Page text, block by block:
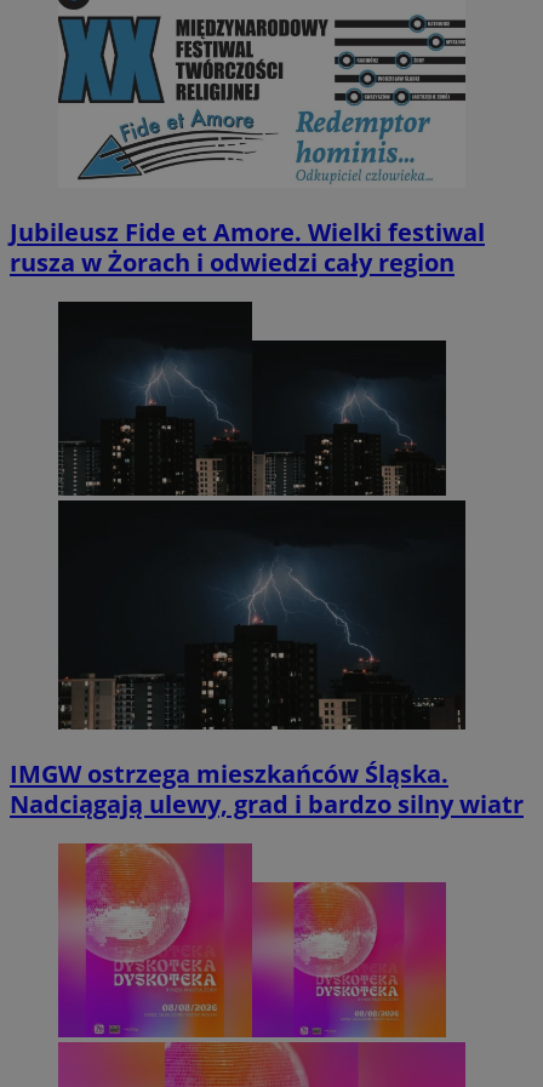
Jubileusz Fide et Amore. Wielki festiwal
rusza w Żorach i odwiedzi cały region
IMGW ostrzega mieszkańców Śląska.
Nadciągają ulewy, grad i bardzo silny wiatr